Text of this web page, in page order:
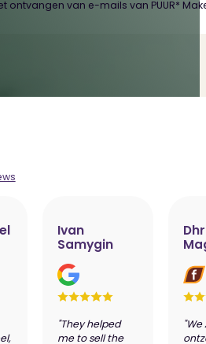
ontvangen van e-mails van PUUR*
Ivan
Samygin
"They helped
me to sell the
"We